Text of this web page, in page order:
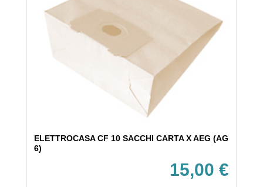
ELETTROCASA CF 10 SACCHI CARTA X AEG (AG
6)
15,00 €